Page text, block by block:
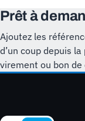
Prêt à
Ajoutez les
d’un coup depuis
virement ou bon